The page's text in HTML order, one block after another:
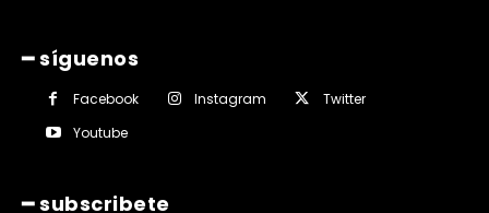
━ síguenos
Facebook Instagram
Twitter
Youtube
━ subscribete